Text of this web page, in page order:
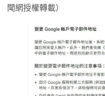
聞網授權轉載）